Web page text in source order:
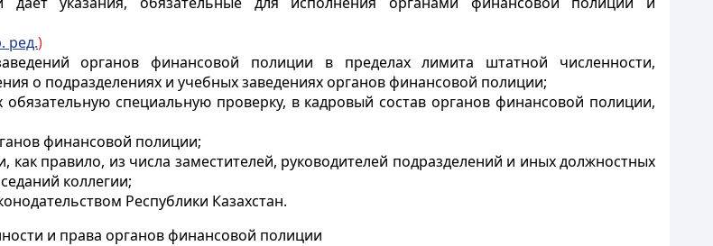
ред.)
органов финансовой полиции в пределах лимита штатной численности,
о подразделениях и учебных заведениях органов финансовой полиции;
специальную проверку, в кадровый состав органов финансовой полиции,
финансовой полиции;
как правило, из числа заместителей, руководителей подразделений и иных должностных
коллегии;
Республики Казахстан.
и права органов финансовой полиции